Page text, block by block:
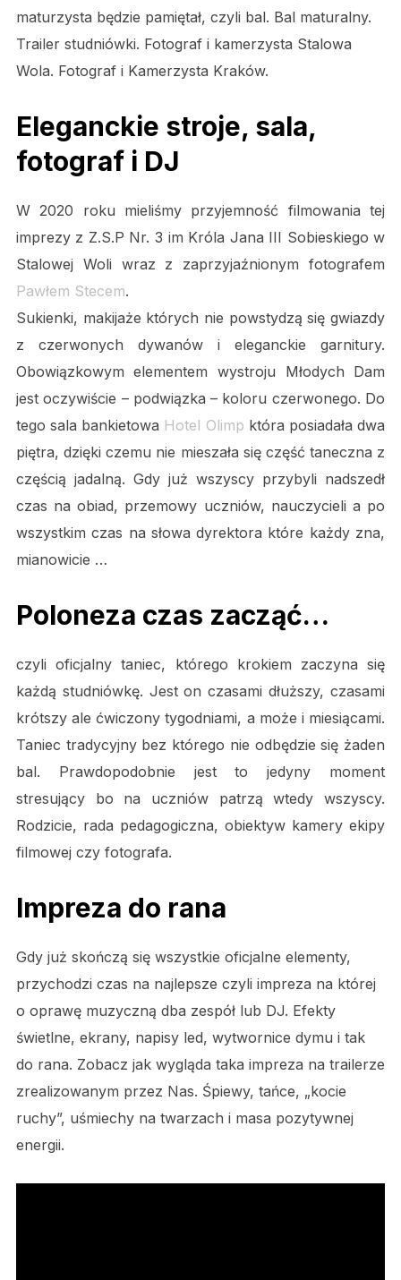
maturzysta będzie pamiętał, czyli bal. Bal maturalny.
Trailer studniówki. Fotograf i kamerzysta Stalowa
Wola. Fotograf i Kamerzysta Kraków.
Eleganckie stroje, sala,
fotograf i DJ
W 2020 roku mieliśmy przyjemność filmowania tej
imprezy z Z.S.P Nr. 3 im Króla Jana III Sobieskiego w
Stalowej Woli wraz z zaprzyjaźnionym fotografem
Pawłem Stecem.
Sukienki, makijaże których nie powstydzą się gwiazdy
z czerwonych dywanów i eleganckie garnitury.
Obowiązkowym elementem wystroju Młodych Dam
jest oczywiście – podwiązka – koloru czerwonego. Do
tego sala bankietowa Hotel Olimp która posiadała dwa
piętra, dzięki czemu nie mieszała się część taneczna z
częścią jadalną. Gdy już wszyscy przybyli nadszedł
czas na obiad, przemowy uczniów, nauczycieli a po
wszystkim czas na słowa dyrektora które każdy zna,
mianowicie …
Poloneza czas zacząć…
czyli oficjalny taniec, którego krokiem zaczyna się
każdą studniówkę. Jest on czasami dłuższy, czasami
krótszy ale ćwiczony tygodniami, a może i miesiącami.
Taniec tradycyjny bez którego nie odbędzie się żaden
bal. Prawdopodobnie jest to jedyny moment
stresujący bo na uczniów patrzą wtedy wszyscy.
Rodzicie, rada pedagogiczna, obiektyw kamery ekipy
filmowej czy fotografa.
Impreza do rana
Gdy już skończą się wszystkie oficjalne elementy,
przychodzi czas na najlepsze czyli impreza na której
o oprawę muzyczną dba zespół lub DJ. Efekty
świetlne, ekrany, napisy led, wytwornice dymu i tak
do rana. Zobacz jak wygląda taka impreza na trailerze
zrealizowanym przez Nas. Śpiewy, tańce, „kocie
ruchy”, uśmiechy na twarzach i masa pozytywnej
energii.